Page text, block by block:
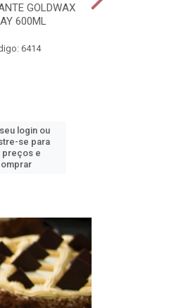
GOLDWAX
600ML
6414
login ou
se para
preços e